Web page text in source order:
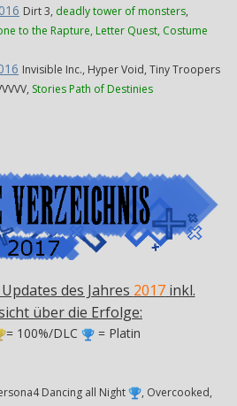
Dirt 3, deadly tower of monsters,
to the Rapture, Letter Quest, Costume
Invisible Inc., Hyper Void, Tiny Troopers
Stories Path of Destinies
des Jahres 2017inkl.
über die Erfolge:
= 100%/DLC = Platin
Dancing all Night
, Overcooked,